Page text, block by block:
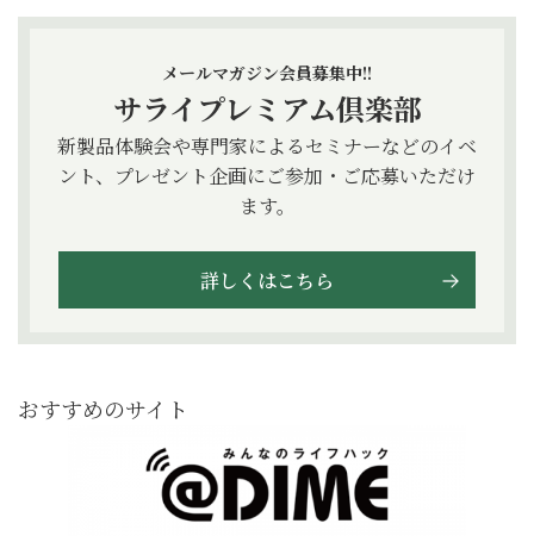
メールマガジン会員募集中!!
サライプレミアム倶楽部
新製品体験会や専門家によるセミナーなどのイベ
ント、プレゼント企画にご参加・ご応募いただけ
ます。
詳しくはこちら
おすすめのサイト